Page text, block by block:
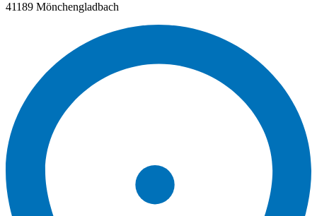
41189 Mönchengladbach